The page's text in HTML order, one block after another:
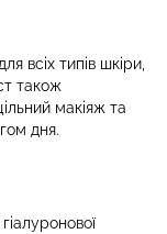
всіх типів шкіри,
також
макіяж та
дня.